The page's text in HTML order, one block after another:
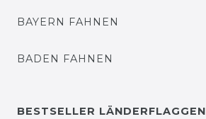
BAYERN FAHNEN
BADEN FAHNEN
BESTSELLER LÄNDERFLAGGEN